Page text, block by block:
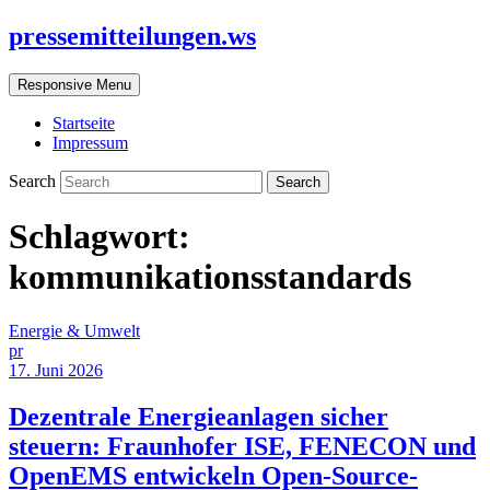
pressemitteilungen.ws
Responsive Menu
Startseite
Impressum
Search
Schlagwort:
kommunikationsstandards
Energie & Umwelt
pr
17. Juni 2026
Dezentrale Energieanlagen sicher
steuern: Fraunhofer ISE, FENECON und
OpenEMS entwickeln Open-Source-